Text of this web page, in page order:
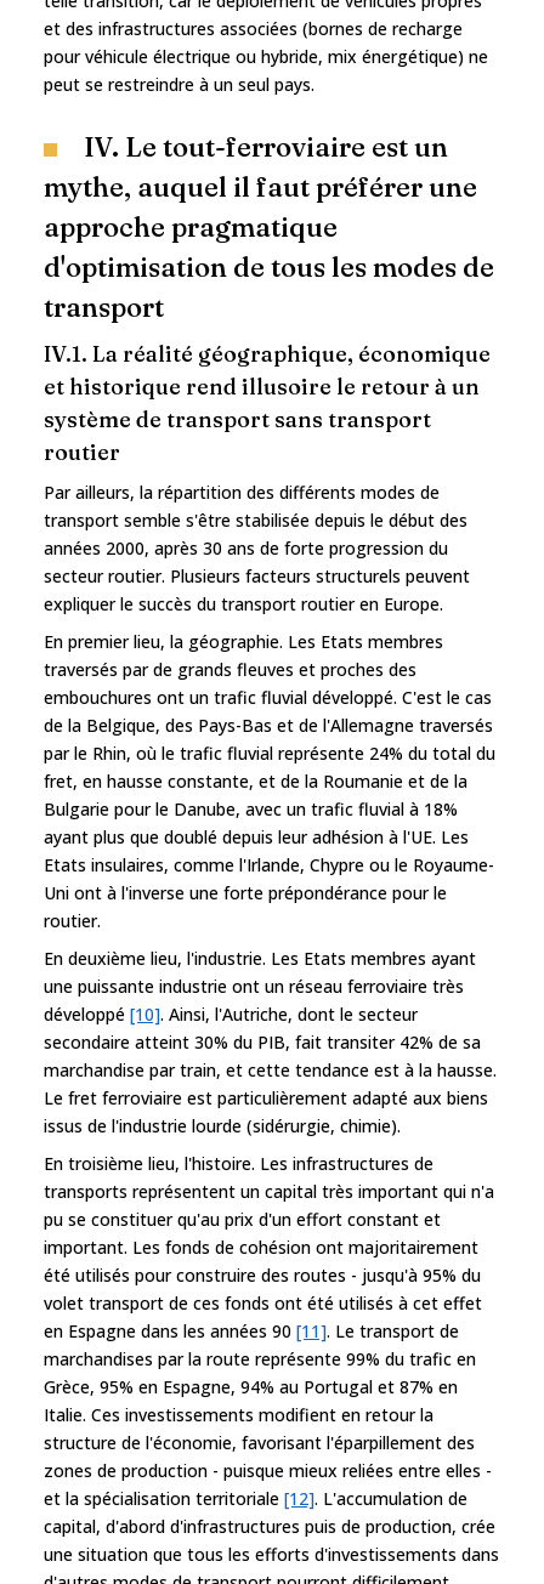
et des infrastructures associées (bornes de recharge
pour véhicule électrique ou hybride, mix énergétique) ne
peut se restreindre à un seul pays.
IV. Le tout-ferroviaire est un
mythe, auquel il faut préférer une
approche pragmatique
d'optimisation de tous les modes de
transport
IV.1. La réalité géographique, économique
et historique rend illusoire le retour à un
système de transport sans transport
routier
Par ailleurs, la répartition des différents modes de
transport semble s'être stabilisée depuis le début des
années 2000, après 30 ans de forte progression du
secteur routier. Plusieurs facteurs structurels peuvent
expliquer le succès du transport routier en Europe.
En premier lieu, la géographie. Les Etats membres
traversés par de grands fleuves et proches des
embouchures ont un trafic fluvial développé. C'est le cas
de la Belgique, des Pays-Bas et de l'Allemagne traversés
par le Rhin, où le trafic fluvial représente 24% du total du
fret, en hausse constante, et de la Roumanie et de la
Bulgarie pour le Danube, avec un trafic fluvial à 18%
ayant plus que doublé depuis leur adhésion à l'UE. Les
Etats insulaires, comme l'Irlande, Chypre ou le Royaume-
Uni ont à l'inverse une forte prépondérance pour le
routier.
En deuxième lieu, l'industrie. Les Etats membres ayant
une puissante industrie ont un réseau ferroviaire très
développé [10]. Ainsi, l'Autriche, dont le secteur
secondaire atteint 30% du PIB, fait transiter 42% de sa
marchandise par train, et cette tendance est à la hausse.
Le fret ferroviaire est particulièrement adapté aux biens
issus de l'industrie lourde (sidérurgie, chimie).
En troisième lieu, l'histoire. Les infrastructures de
transports représentent un capital très important qui n'a
pu se constituer qu'au prix d'un effort constant et
important. Les fonds de cohésion ont majoritairement
été utilisés pour construire des routes - jusqu'à 95% du
volet transport de ces fonds ont été utilisés à cet effet
en Espagne dans les années 90 [11]. Le transport de
marchandises par la route représente 99% du trafic en
Grèce, 95% en Espagne, 94% au Portugal et 87% en
Italie. Ces investissements modifient en retour la
structure de l'économie, favorisant l'éparpillement des
zones de production - puisque mieux reliées entre elles -
et la spécialisation territoriale [12]. L'accumulation de
capital, d'abord d'infrastructures puis de production, crée
une situation que tous les efforts d'investissements dans